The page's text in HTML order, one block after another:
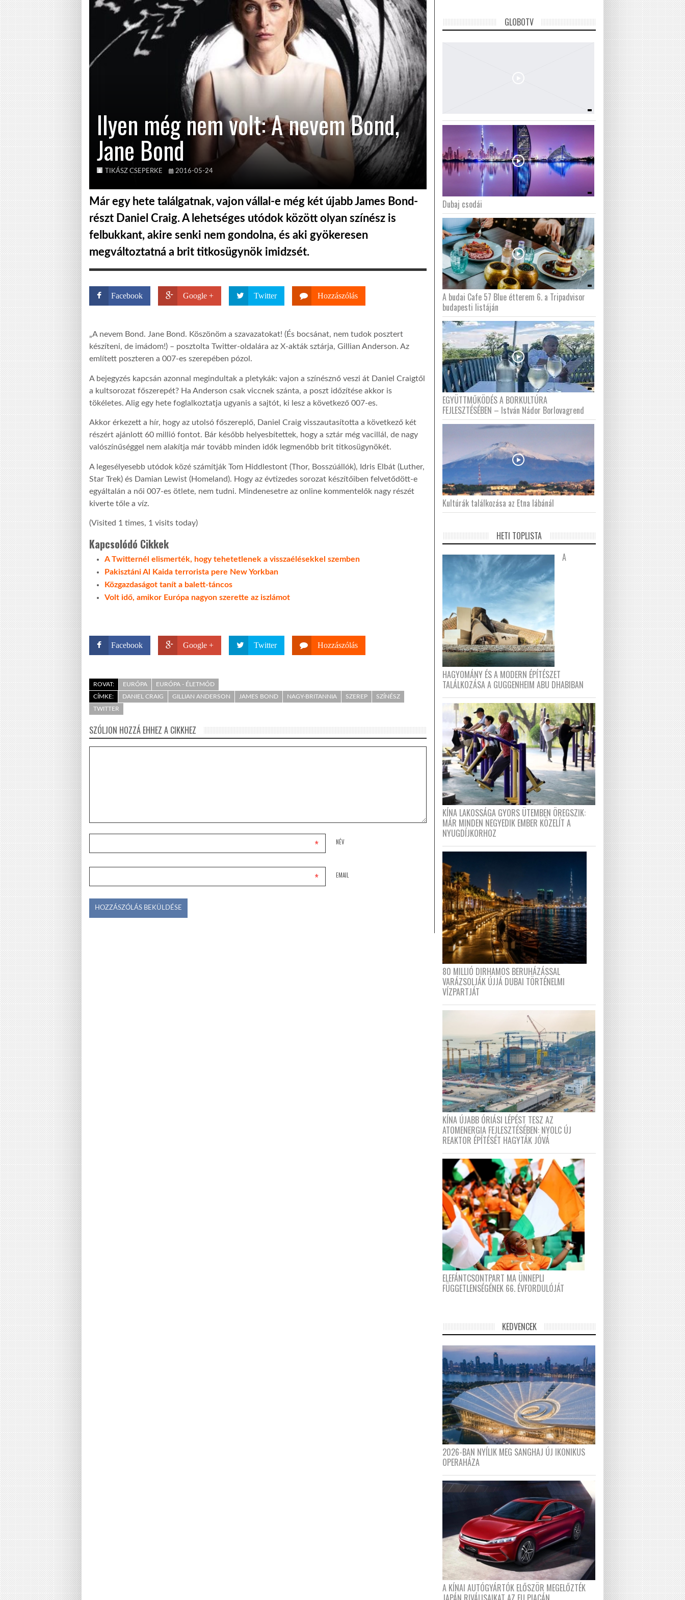
Ilyen még nem volt: A nevem Bond,
Jane Bond
TIKÁSZ CSEPERKE 2016-05-24
Már egy hete találgatnak, vajon vállal-e még két újabb James Bond-
részt Daniel Craig. A lehetséges utódok között olyan színész is
felbukkant, akire senki nem gondolna, és aki gyökeresen
megváltoztatná a brit titkosügynök imidzsét.
Facebook Google + Twitter Hozzászólás
„A nevem Bond. Jane Bond. Köszönöm a szavazatokat! (És bocsánat, nem tudok posztert
készíteni, de imádom!) – posztolta Twitter-oldalára az X-akták sztárja, Gillian Anderson. Az
említett poszteren a 007-es szerepében pózol.
A bejegyzés kapcsán azonnal megindultak a pletykák: vajon a színésznő veszi át Daniel Craigtől
a kultsorozat főszerepét? Ha Anderson csak viccnek szánta, a poszt időzítése akkor is
tökéletes. Alig egy hete foglalkoztatja ugyanis a sajtót, ki lesz a következő 007-es.
Akkor érkezett a hír, hogy az utolsó főszereplő, Daniel Craig visszautasította a következő két
részért ajánlott 60 millió fontot. Bár később helyesbítettek, hogy a sztár még vacillál, de nagy
valószínűséggel nem alakítja már tovább minden idők legmenőbb brit titkosügynökét.
A legesélyesebb utódok közé számítják Tom Hiddlestont (Thor, Bosszúállók), Idris Elbát (Luther,
Star Trek) és Damian Lewist (Homeland). Hogy az évtizedes sorozat készítőiben felvetődött-e
egyáltalán a női 007-es ötlete, nem tudni. Mindenesetre az online kommentelők nagy részét
kiverte tőle a víz.
(Visited 1 times, 1 visits today)
Kapcsolódó Cikkek
A Twitternél elismerték, hogy tehetetlenek a visszaélésekkel szemben
Pakisztáni Al Kaida terrorista pere New Yorkban
Közgazdaságot tanít a balett-táncos
Volt idő, amikor Európa nagyon szerette az iszlámot
Facebook Google + Twitter Hozzászólás
ROVAT: EURÓPA
EURÓPA - ÉLETMÓD
CÍMKE:
DANIEL CRAIG GILLIAN ANDERSON JAMES BOND NAGY-BRITANNIA SZEREP
SZÍNÉSZ
TWITTER
SZÓLJON HOZZÁ EHHEZ A CIKKHEZ
NÉV
*
EMAIL
*
GLOBOTV
Dubaj csodái
A budai Cafe 57 Blue étterem 6. a Tripadvisor
budapesti listáján
EGYÜTTMŰKÖDÉS A BORKULTÚRA
FEJLESZTÉSÉBEN – István Nádor Borlovagrend
Kultúrák találkozása az Etna lábánál
HETI TOPLISTA
A
HAGYOMÁNY ÉS A MODERN ÉPÍTÉSZET
TALÁLKOZÁSA A GUGGENHEIM ABU DHABIBAN
KÍNA LAKOSSÁGA GYORS ÜTEMBEN ÖREGSZIK:
MÁR MINDEN NEGYEDIK EMBER KÖZELÍT A
NYUGDÍJKORHOZ
80 MILLIÓ DIRHAMOS BERUHÁZÁSSAL
VARÁZSOLJÁK ÚJJÁ DUBAI TÖRTÉNELMI
VÍZPARTJÁT
KÍNA ÚJABB ÓRIÁSI LÉPÉST TESZ AZ
ATOMENERGIA FEJLESZTÉSÉBEN: NYOLC ÚJ
REAKTOR ÉPÍTÉSÉT HAGYTÁK JÓVÁ
ELEFÁNTCSONTPART MA ÜNNEPLI
FÜGGETLENSÉGÉNEK 66. ÉVFORDULÓJÁT
KEDVENCEK
2026-BAN NYÍLIK MEG SANGHAJ ÚJ IKONIKUS
OPERAHÁZA
A KÍNAI AUTÓGYÁRTÓK ELŐSZÖR MEGELŐZTÉK